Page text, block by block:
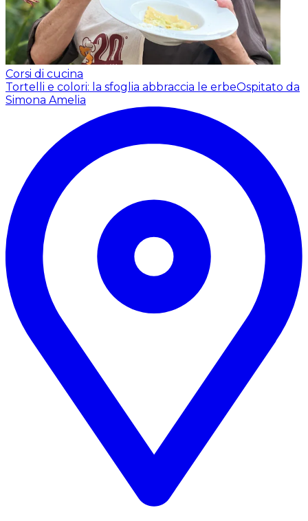
Corsi di cucina
Tortelli e colori: la sfoglia abbraccia le erbeOspitato da
Simona Amelia